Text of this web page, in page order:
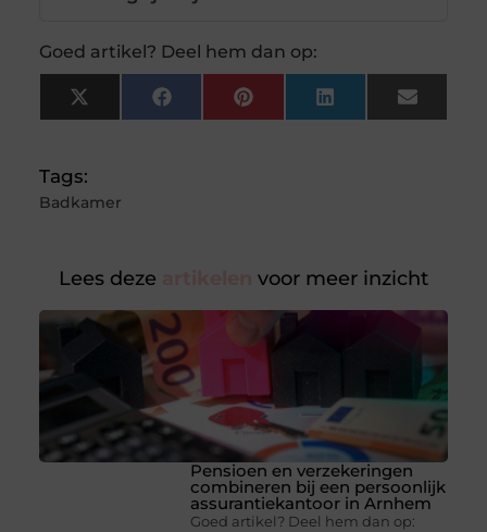
Goed artikel? Deel hem dan op:
X
(Twitter)
FacebookPinterestLinkedInEmail
Tags:
Badkamer
Lees deze voor meer inzicht
Pensioen en verzekeringen
combineren bij een persoonlijk
assurantiekantoor in Arnhem
Goed artikel? Deel hem dan op: